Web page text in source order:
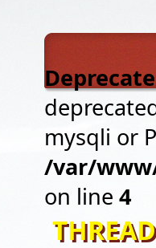
httpdocs/smart/
mysqli or
/var/
on line 4